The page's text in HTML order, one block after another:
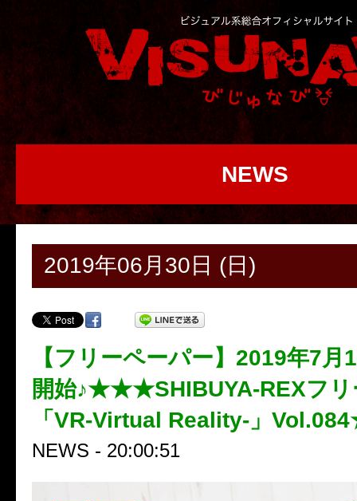
NEWS
2019年06月30日 (日)
【フリーペーパー】2019年7月
開始♪★★★SHIBUYA-REXフリ
「VR-Virtual Reality-」
NEWS - 20:00:51